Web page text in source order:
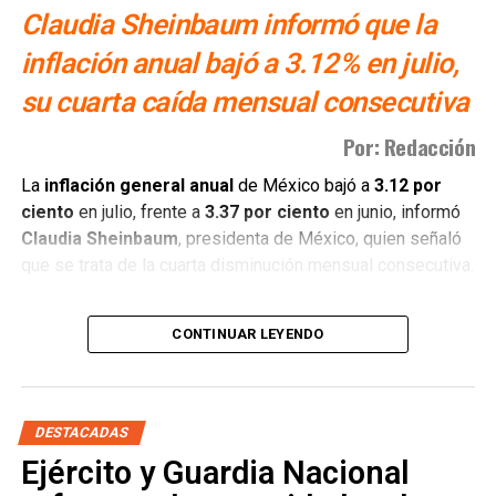
Claudia Sheinbaum informó que la
inflación anual bajó a 3.12% en julio,
su cuarta caída mensual consecutiva
Por: Redacción
La inflación general anualde México bajó a 3.12 por
ciento en julio, frente a 3.37 por ciento en junio, informó
Claudia Sheinbaum, presidenta de México, quien señaló
que se trata de la cuarta disminución mensual consecutiva.
Durante la conferencia matutina “Las mañaneras del
pueblo”, Sheinbaum atribuyó la baja a los acuerdos
(PACIC), que mantiene en910 pesos
CONTINUAR LEYENDO
DESTACADAS
Ejército y Guardia Nacional